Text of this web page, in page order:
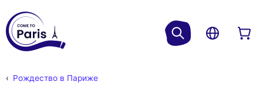
Рождество в Париже